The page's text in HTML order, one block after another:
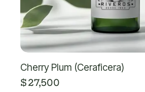
Cherry Plum (Ceraficera)
$27,500